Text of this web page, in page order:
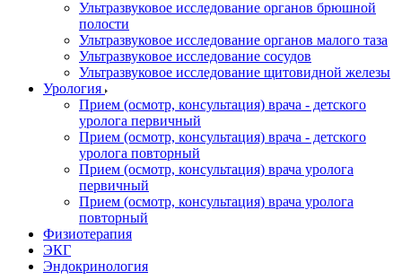
Ультразвуковое исследование органов брюшной
полости
Ультразвуковое исследование органов малого таза
Ультразвуковое исследование сосудов
Ультразвуковое исследование щитовидной железы
Урология
Прием (осмотр, консультация) врача - детского
уролога первичный
Прием (осмотр, консультация) врача - детского
уролога повторный
Прием (осмотр, консультация) врача уролога
первичный
Прием (осмотр, консультация) врача уролога
повторный
Физиотерапия
ЭКГ
Эндокринология